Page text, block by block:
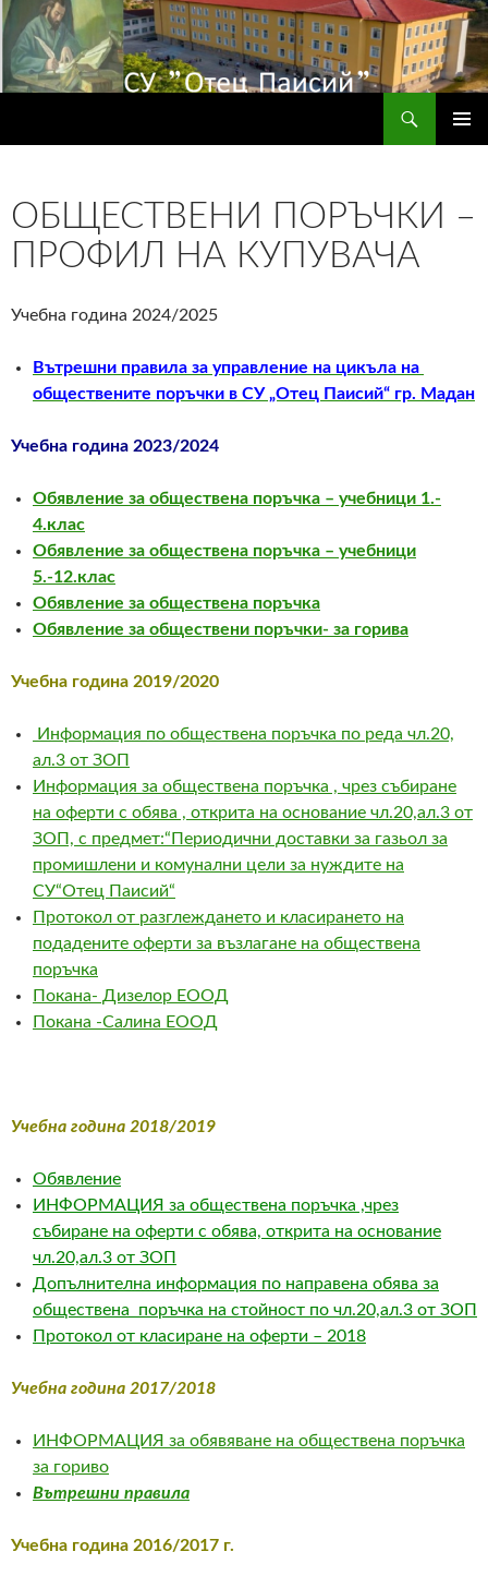
ОБЩЕСТВЕНИ ПОРЪЧКИ –
ПРОФИЛ НА КУПУВАЧА
Учебна година 2024/2025
Вътрешни правила за управление на цикъла на
обществените поръчки в СУ „Отец Паисий“ гр. Мадан
Учебна година 2023/2024
Обявление за обществена поръчка – учебници 1.-
4.клас
Обявление за обществена поръчка – учебници
5.-12.клас
Обявление за обществена поръчка
Обявление за обществени поръчки- за горива
Учебна година 2019/2020
Информация по обществена поръчка по реда чл.20,
ал.3 от ЗОП
Информация за обществена поръчка , чрез събиране
на оферти с обява , открита на основание чл.20,ал.3 от
ЗОП, с предмет:“Периодични доставки за газьол за
промишлени и комунални цели за нуждите на
СУ“Отец Паисий“
Протокол от разглеждането и класирането на
подадените оферти за възлагане на обществена
поръчка
Покана- Дизелор EООД
Покана -Салина ЕООД
Учебна година 2018/2019
Обявление
ИНФОРМАЦИЯ за обществена поръчка ,чрез
събиране на оферти с обява, открита на основание
чл.20,ал.3 от ЗОП
Допълнителна информация по направена обява за
обществена поръчка на стойност по чл.20,ал.3 от ЗОП
Протокол от класиране на оферти – 2018
Учебна година 2017/2018
ИНФОРМАЦИЯ за обявяване на обществена поръчка
за гориво
Вътрешни правила
Учебна година 2016/2017 г.